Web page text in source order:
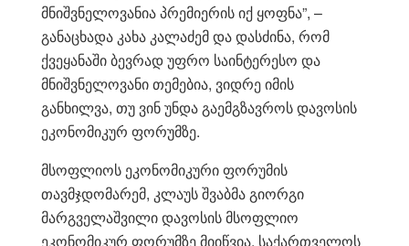
მნიშვნელოვანია პრემიერის იქ ყოფნა”, –
განაცხადა კახა კალაძემ და დასძინა, რომ
ქვეყანაში ბევრად უფრო საინტერესო და
მნიშვნელოვანი თემებია, ვიდრე იმის
განხილვა, თუ ვინ უნდა გაემგზავროს დავოსის
ეკონომიკურ ფორუმზე.
მსოფლიოს ეკონომიკური ფორუმის
თავმჯდომარემ, კლაუს შვაბმა გიორგი
მარგველაშვილი დავოსის მსოფლიო
ეკონომიკურ ფორუმზე მიიწვია. საქართველოს